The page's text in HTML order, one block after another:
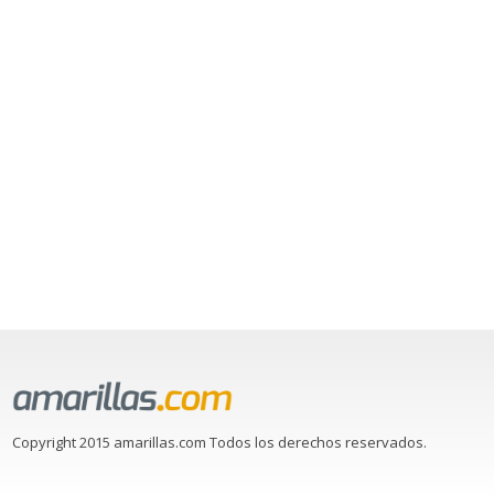
Copyright 2015 amarillas.com Todos los derechos reservados.